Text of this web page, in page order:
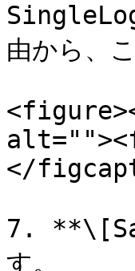
由から、
</
7.
す。